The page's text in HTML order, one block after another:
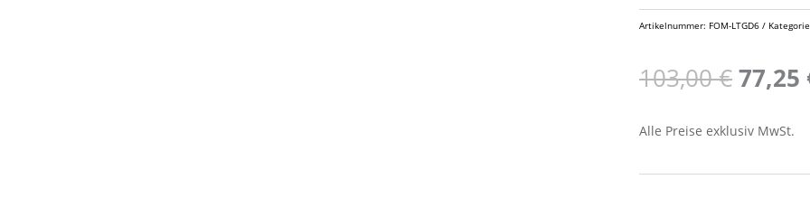
Artikelnummer: FOM-LTGD6
103,00€
Preis
war:
77,25
Alle Preise exklusiv MwSt.